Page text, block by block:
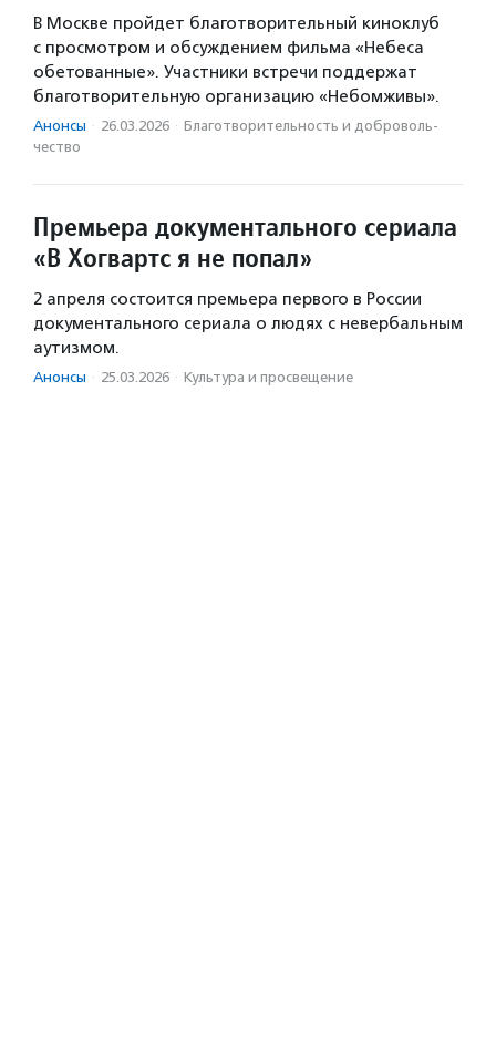
В Москве пройдет благотворительный киноклуб
с просмотром и обсуждением фильма «Небеса
обетованные». Участники встречи поддержат
благотворительную организацию «Небомживы».
Анонсы · 26.03.2026 · Благотвори­тель­ность и доброволь­
чест­во
Премьера документального сериала
«В Хогвартс я не попал»
2 апреля состоится премьера первого в России
документального сериала о людях с невербальным
аутизмом.
Анонсы · 25.03.2026 · Культура и просвещение